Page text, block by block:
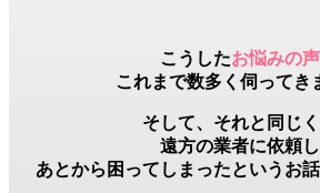
こうしたお悩みの声
これまで数多く伺ってき
そして、それと同じ
遠方の業者に依頼
あとから困ってしまったというお